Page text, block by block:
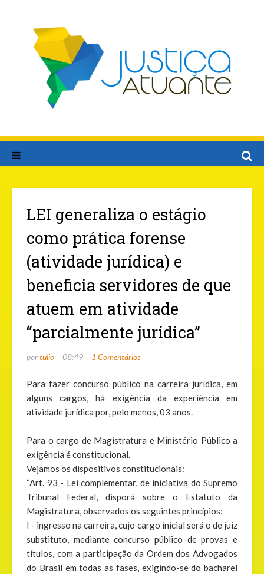
LEI generaliza o estágio
como prática forense
(atividade jurídica) e
beneficia servidores de que
atuem em atividade
“parcialmente jurídica”
portulio 08:49 1 Comentários
Para fazer concurso público na carreira jurídica, em
alguns cargos, há exigência da experiência em
atividade jurídica por, pelo menos, 03 anos.
Para o cargo de Magistratura e Ministério Público a
exigência é constitucional.
Vejamos os dispositivos constitucionais:
“Art. 93 - Lei complementar, de iniciativa do Supremo
Tribunal Federal, disporá sobre o Estatuto da
Magistratura, observados os seguintes princípios:
I - ingresso na carreira, cujo cargo inicial será o de juiz
substituto, mediante concurso público de provas e
títulos, com a participação da Ordem dos Advogados
do Brasil em todas as fases, exigindo-se do bacharel